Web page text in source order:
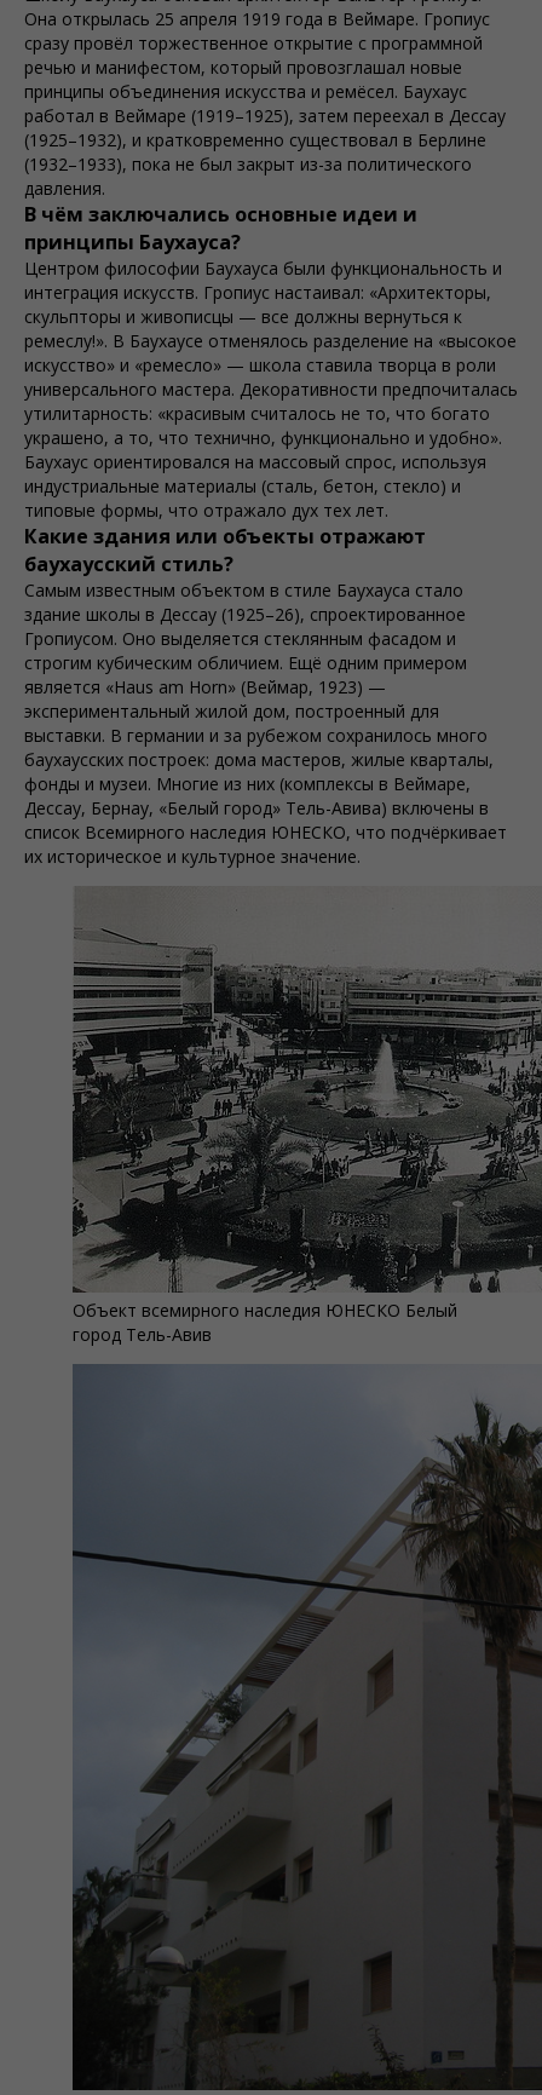
Она открылась 25 апреля 1919 года в Веймаре. Гропиус
сразу провёл торжественное открытие с программной
речью и манифестом, который провозглашал новые
принципы объединения искусства и ремёсел. Баухауc
работал в Веймаре (1919–1925), затем переехал в Дессау
(1925–1932), и кратковременно существовал в Берлине
(1932–1933), пока не был закрыт из-за политического
давления.
В чём заключались основные идеи и
принципы Баухауcа?
Центром философии Баухауcа были функциональность и
интеграция искусств. Гропиус настаивал: «Архитекторы,
скульпторы и живописцы — все должны вернуться к
ремеслу!». В Баухауcе отменялось разделение на «высокое
искусство» и «ремесло» — школа ставила творца в роли
универсального мастера. Декоративности предпочиталась
утилитарность: «красивым считалось не то, что богато
украшено, а то, что технично, функционально и удобно».
Баухауc ориентировался на массовый спрос, используя
индустриальные материалы (сталь, бетон, стекло) и
типовые формы, что отражало дух тех лет.
Какие здания или объекты отражают
баухауcский стиль?
Самым известным объектом в стиле Баухауcа стало
здание школы в Дессау (1925–26), спроектированное
Гропиусом. Оно выделяется стеклянным фасадом и
строгим кубическим обличием. Ещё одним примером
является «Haus am Horn» (Веймар, 1923) —
экспериментальный жилой дом, построенный для
выставки. В германии и за рубежом сохранилось много
баухауcских построек: дома мастеров, жилые кварталы,
фонды и музеи. Многие из них (комплексы в Веймаре,
Дессау, Бернау, «Белый город» Тель-Авива) включены в
список Всемирного наследия ЮНЕСКО, что подчёркивает
их историческое и культурное значение.
Объект всемирного наследия ЮНЕСКО Белый
город Тель-Авив